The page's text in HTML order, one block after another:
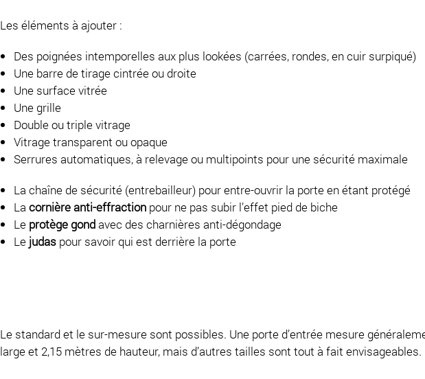
Les éléments à ajouter :
Des poignées intemporelles aux plus lookées (carrées, rondes, en cuir surpiqué)
Une barre de tirage cintrée ou droite
Une surface vitrée
Une grille
Double ou triple vitrage
Vitrage transparent ou opaque
Serrures automatiques, à relevage ou multipoints pour une sécurité maximale
La chaîne de sécurité (entrebailleur) pour entre-ouvrir la porte en étant protégé
La cornière anti-effractionpour ne pas subir l’effet pied de biche
Le protège gondavec des charnières anti-dégondage
Le judaspour savoir qui est derrière la porte
Le standard et le sur-mesure sont possibles. Une porte d’entrée mesure
large et 2,15 mètres de hauteur, mais d’autres tailles sont tout à fait envisageables.